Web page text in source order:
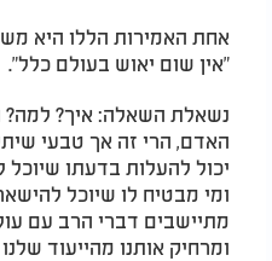
אחת האמירות הללו היא
"אין שום יאוש בעולם כלל".
נשאלת השאלה: איך?
האדם, הרי זה אך טבעי
יכול להעלות בדעתו שיוכל
ומי מבטיח לו שיוכל
מתיישבים דברי הרב עם
ומרחיק אותנו מהייעוד